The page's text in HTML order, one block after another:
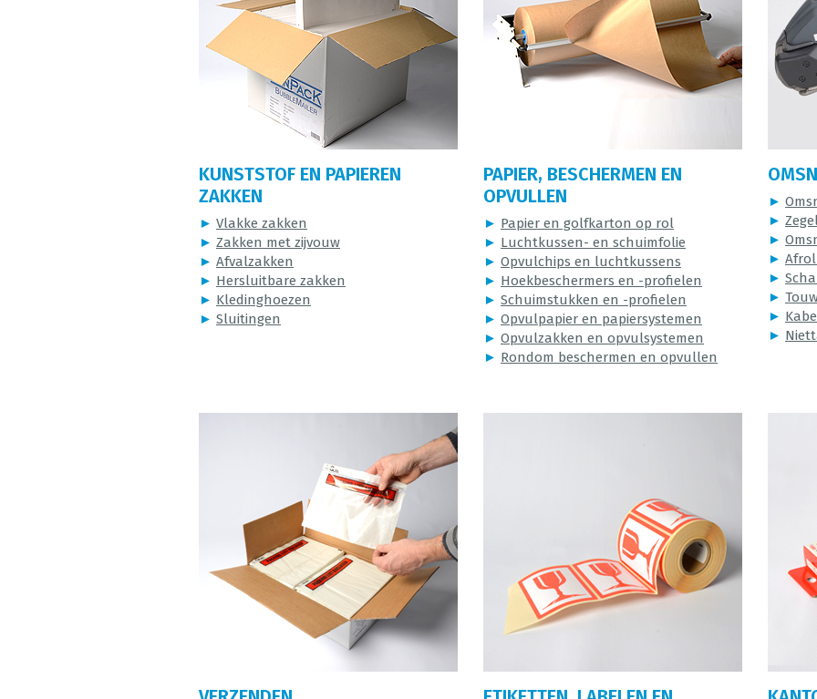
KUNSTSTOF EN PAPIEREN
ZAKKEN
► Vlakke zakken
► Zakken met zijvouw
► Afvalzakken
► Hersluitbare zakken
► Kledinghoezen
► Sluitingen
PAPIER, BESCHERMEN EN
OPVULLEN
► Papier en golfkarton op rol
► Luchtkussen- en schuimfolie
► Opvulchips en luchtkussens
► Hoekbeschermers en -profielen
► Schuimstukken en -profielen
► Opvulpapier en papiersystemen
► Opvulzakken en opvulsystemen
► Rondom beschermen en opvullen
►
►
►
►
►
►
►
►